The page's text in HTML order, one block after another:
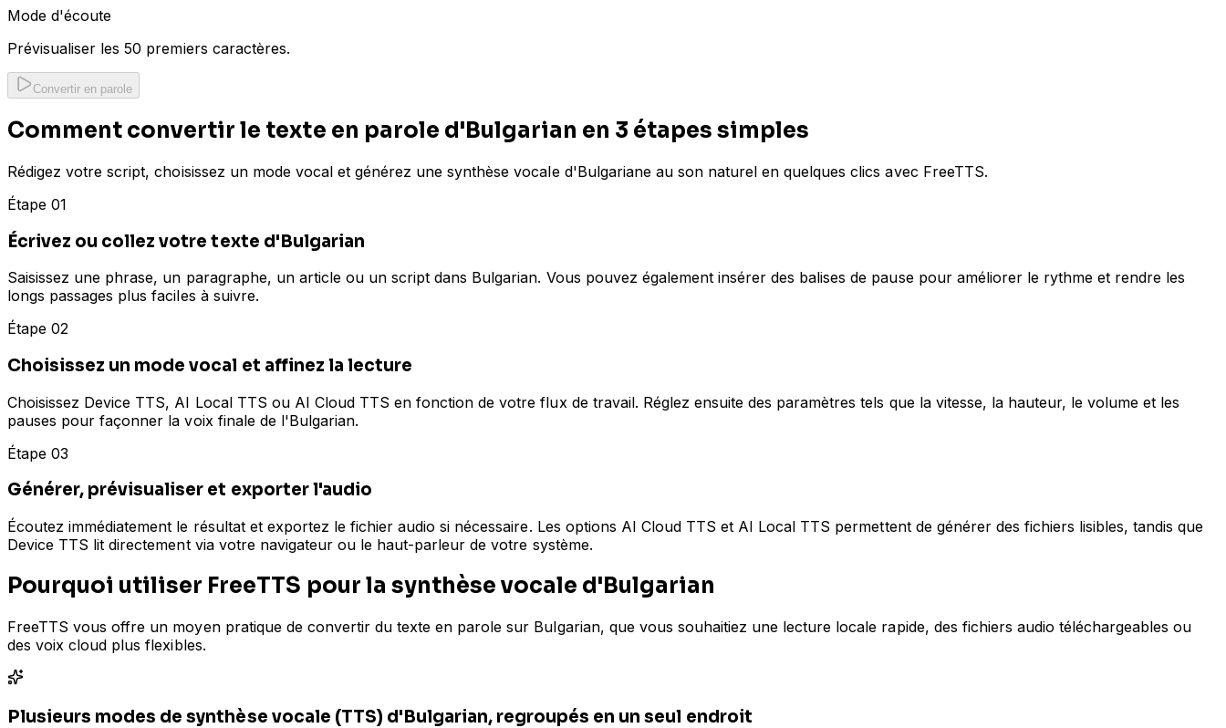
Mode d'écoute
Prévisualiser les 50 premiers caractères.
Convertir en parole
Comment convertir le texte en parole d'Bulgarian en 3 étapes simples
Rédigez votre script, choisissez un mode vocal et générez une synthèse vocale d'Bulgariane au son naturel en quelques clics avec FreeTTS.
Étape 01
Écrivez ou collez votre texte d'Bulgarian
Saisissez une phrase, un paragraphe, un article ou un script dans Bulgarian. Vous pouvez également insérer des balises de pause pour améliorer le rythme et rendre les
longs passages plus faciles à suivre.
Étape 02
Choisissez un mode vocal et affinez la lecture
Choisissez Device TTS, AI Local TTS ou AI Cloud TTS en fonction de votre flux de travail. Réglez ensuite des paramètres tels que la vitesse, la hauteur, le volume et les
pauses pour façonner la voix finale de l'Bulgarian.
Étape 03
Générer, prévisualiser et exporter l'audio
Écoutez immédiatement le résultat et exportez le fichier audio si nécessaire. Les options AI Cloud TTS et AI Local TTS permettent de générer des fichiers lisibles, tandis que
Device TTS lit directement via votre navigateur ou le haut-parleur de votre système.
Pourquoi utiliser FreeTTS pour la synthèse vocale d'Bulgarian
FreeTTS vous offre un moyen pratique de convertir du texte en parole sur Bulgarian, que vous souhaitiez une lecture locale rapide, des fichiers audio téléchargeables ou
des voix cloud plus flexibles.
Plusieurs modes de synthèse vocale (TTS) d'Bulgarian, regroupés en un seul endroit